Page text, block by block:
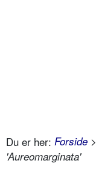
Du er her: Forside >
'Aureomarginata'